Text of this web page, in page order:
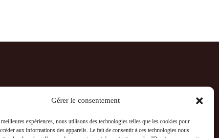
Gérer le consentement
expériences, nous utilisons des technologies telles que les cookies pour
aux informations des appareils. Le fait de consentir à ces technologies nous